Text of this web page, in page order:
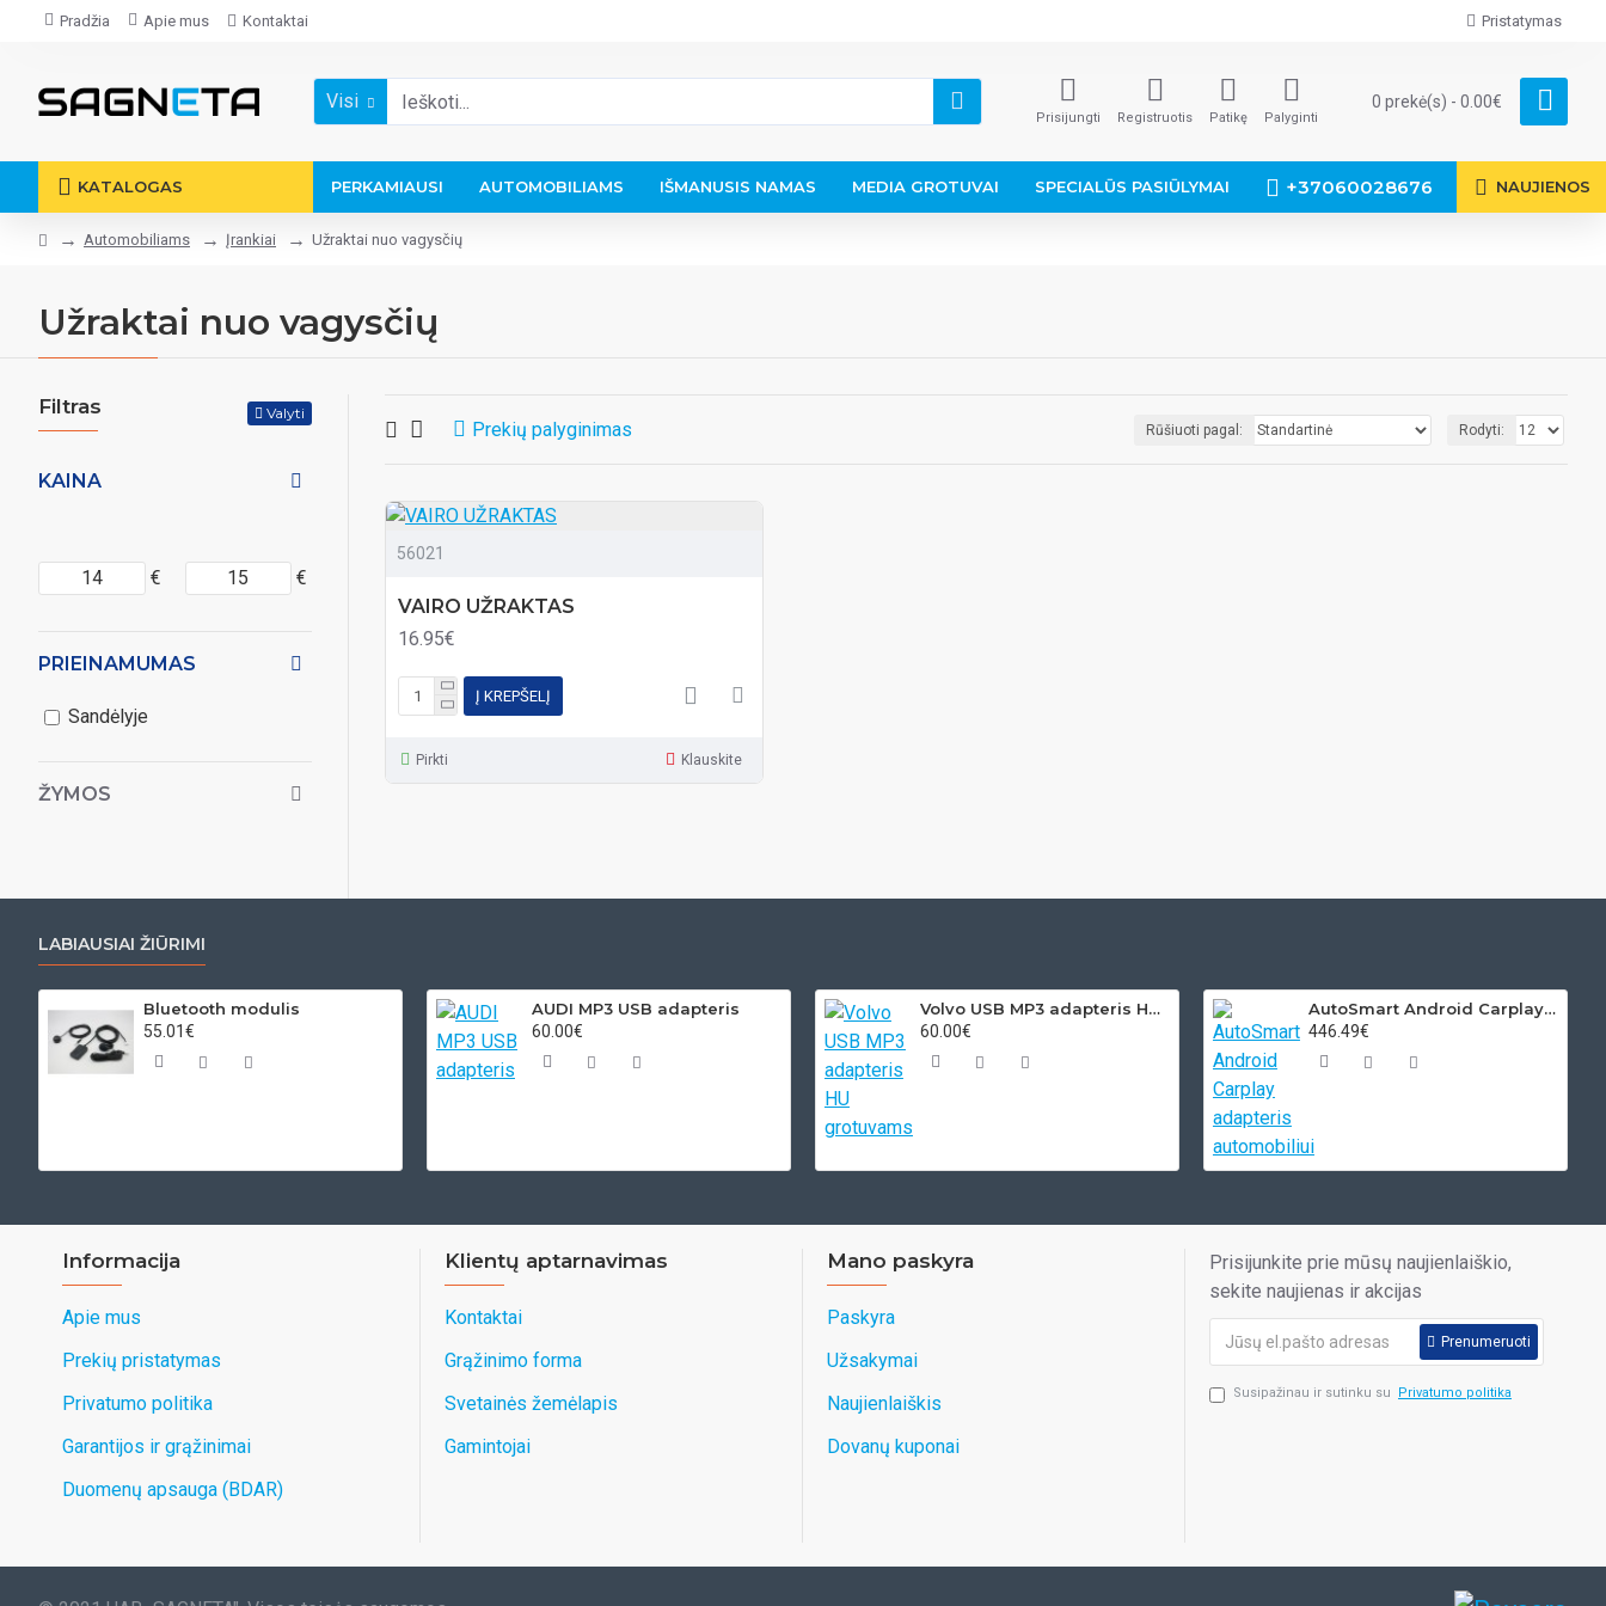
Pradžia Apie mus Kontaktai Pristatymas
Visi
Prisijungti Registruotis Patikę Palyginti
0 prekė(s) - 0.00€
KATALOGAS PERKAMIAUSI AUTOMOBILIAMS IŠMANUSIS NAMAS MEDIA GROTUVAI SPECIALŪS PASIŪLYMAI +37060028676 NAUJIENOS
Automobiliams Įrankiai Užraktai nuo vagysčių
Užraktai nuo vagysčių
Filtras Valyti
KAINA
€ €
ŽYMOS
PRIEINAMUMAS
Sandėlyje
Prekių palyginimas Rūšiuoti pagal: Rodyti:
56021
VAIRO UŽRAKTAS
16.95€
Į KREPŠELĮ
Pirkti Klauskite
LABIAUSIAI ŽIŪRIMI
Bluetooth modulis
55.01€
AUDI MP3 USB adapteris
60.00€
Volvo USB MP3 adapteris HU grotuvams
60.00€
AutoSmart Android Carplay adapteris automobiliui
446.49€
Informacija
Apie mus
Prekių pristatymas
Privatumo politika
Garantijos ir grąžinimai
Duomenų apsauga (BDAR)
Klientų aptarnavimas
Kontaktai
Grąžinimo forma
Svetainės žemėlapis
Gamintojai
Mano paskyra
Paskyra
Užsakymai
Naujienlaiškis
Dovanų kuponai
Prisijunkite prie mūsų naujienlaiškio,
sekite naujienas ir akcijas
Prenumeruoti
Susipažinau ir sutinku su Privatumo politika